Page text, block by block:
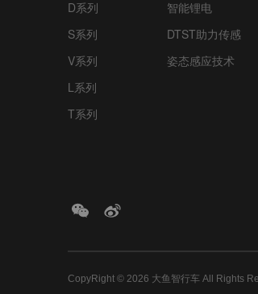
D系列
S系列
V系列
L系列
T系列
智能锂电
DTST助力传感
姿态感应技术
CopyRight © 2026 大鱼智行车 All Rights